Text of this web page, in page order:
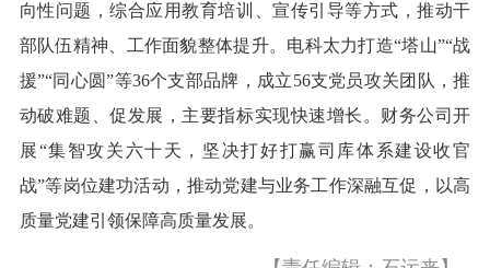
向性问题，综合应用教育培训、宣传引导等方式，推动干
部队伍精神、工作面貌整体提升。电科太力打造“塔山”“战
援”“同心圆”等36个支部品牌，成立56支党员攻关团队，推
动破难题、促发展，主要指标实现快速增长。财务公司开
展“集智攻关六十天，坚决打好打赢司库体系建设收官
战”等岗位建功活动，推动党建与业务工作深融互促，以高
质量党建引领保障高质量发展。